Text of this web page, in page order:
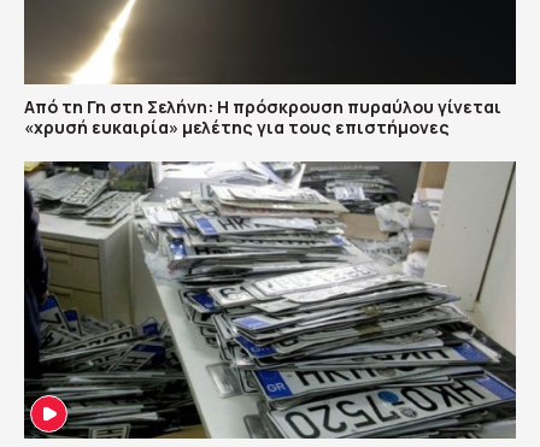
Από τη Γη στη Σελήνη: Η πρόσκρουση πυραύλου γίνεται
«χρυσή ευκαιρία» μελέτης για τους επιστήμονες